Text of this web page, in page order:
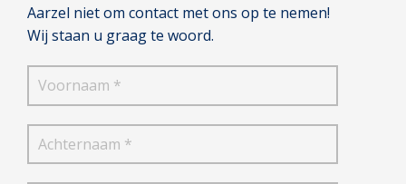
Aarzel niet om contact met ons op te nemen!
Wij staan u graag te woord.